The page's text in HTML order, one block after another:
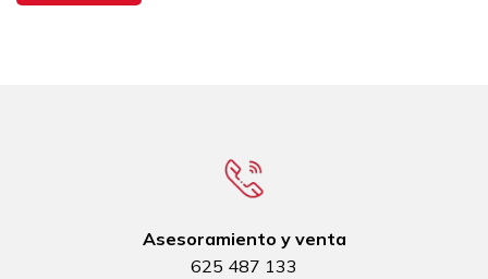
Asesoramiento y venta
625 487 133